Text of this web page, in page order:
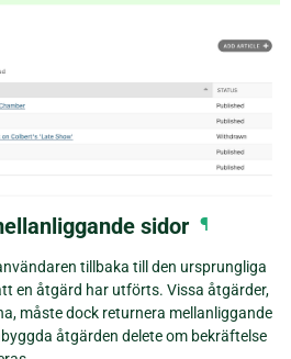
sidor ¶
tillbaka till den ursprungliga
en åtgärd har utförts. Vissa åtgärder,
måste dock returnera mellanliggande
åtgärden delete om bekräftelse